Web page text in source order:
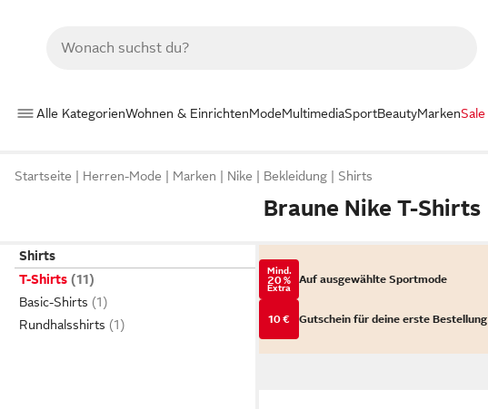
Alle KategorienWohnen & EinrichtenModeMultimediaSportBeautyMarkenSale
Startseite Herren-Mode Marken Nike Bekleidung Shirts
Braune Nike T-Shirts
Shirts
T-Shirts
Basic-Shirts
Rundhalsshirts
Mind.
20 %
Extra
Auf ausgewählte Sportmode
10 € Gutschein für deine erste Bestellung